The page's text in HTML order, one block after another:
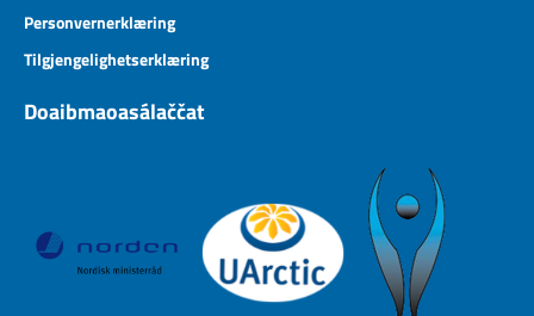
Personvernerklæring
Tilgjengelighetserklæring
Doaibmaoasálaččat